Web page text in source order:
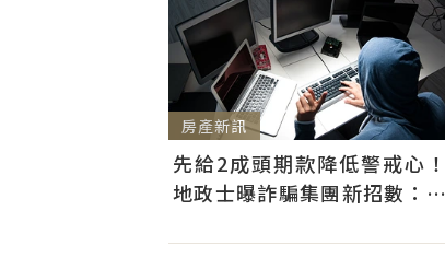
房產新訊
先給2成頭期款降低警戒心！
地政士曝詐騙集團新招數：偷